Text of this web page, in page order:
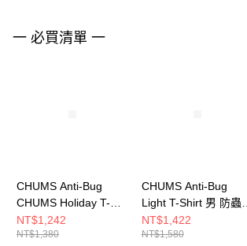
一 必買清單 一
CHUMS Anti-Bug
CHUMS Holiday T-
Shirt 男 防蟲短袖上衣
黑色 CH012716K001
NT$1,242
NT$1,380
CHUMS Anti-Bug
Light T-Shirt 男 防蟲短
袖上衣 淺卡其綠
CH012717M126
NT$1,422
NT$1,580